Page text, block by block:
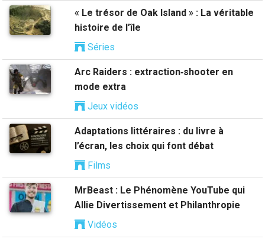
« Le trésor de Oak Island » : La véritable
histoire de l’île
Séries
Arc Raiders : extraction‑shooter en
mode extra
Jeux vidéos
Adaptations littéraires : du livre à
l’écran, les choix qui font débat
Films
MrBeast : Le Phénomène YouTube qui
Allie Divertissement et Philanthropie
Vidéos